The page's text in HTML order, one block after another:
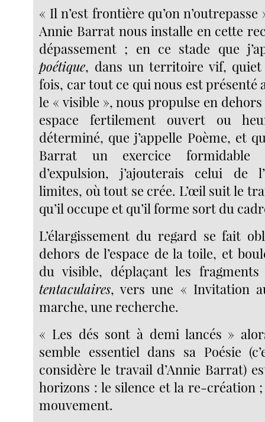
« Il n’est frontière qu’on
Annie Barrat nous installe en cette
dépassement ; en ce stade que
poétique, dans un territoire vif,
fois, car tout ce qui nous est
le « visible », nous propulse en
espace fertilement ouvert ou
déterminé, que j’appelle Poème, et
Barrat un exercice formidable
d’expulsion, j’ajouterais celui de
limites, où tout se crée. L’œil suit le
qu’il occupe et qu’il forme sort du
L’élargissement du regard se fait
dehors de l’espace de la toile, et
du visible, déplaçant les
tentaculaires, vers une « Invitation
marche, une recherche.
« Les dés sont à demi lancés »
semble essentiel dans sa Poésie
considère le travail d’Annie Barrat)
horizons : le silence et la re-création
mouvement.